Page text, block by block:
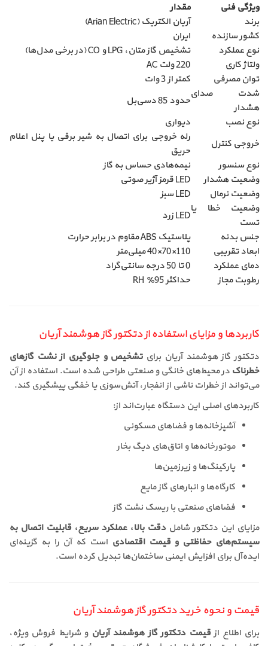
ویژگی فنی
مقدار
برند
آریان الکتریک (Arian Electric)
کشور سازنده
ایران
نوع عملکرد
تشخیص گاز متان، LPG و CO (در برخی مدل‌ها)
ولتاژ کاری
220 ولت AC
توان مصرفی
کمتر از 3 وات
شدت صدای
هشدار
حدود 85 دسی‌بل
نوع نصب
دیواری
خروجی کنترل
رله خروجی برای اتصال به شیر برقی یا پنل اعلام
حریق
نوع سنسور
نیمه‌هادی حساس به گاز
وضعیت هشدار
LED قرمز آژیر صوتی
وضعیت نرمال
LED سبز
وضعیت خطا یا
تست
LED زرد
جنس بدنه
پلاستیک ABS مقاوم در برابر حرارت
ابعاد تقریبی
110×70×40 میلی‌متر
دمای عملکرد
0 تا 50 درجه سانتی‌گراد
رطوبت مجاز
حداکثر 95٪ RH
کاربردها و مزایای استفاده از دتکتور گاز هوشمند آریان
دتکتور گاز هوشمند آریان برایتشخیص و جلوگیری از نشت گازهای
خطرناک در محیط‌های خانگی و صنعتی طراحی شده است. استفاده از آن
می‌تواند از خطرات ناشی از انفجار، آتش‌سوزی یا خفگی پیشگیری کند.
کاربردهای اصلی این دستگاه عبارت‌اند از:
آشپزخانه‌ها و فضاهای مسکونی
موتورخانه‌ها و اتاق‌های دیگ بخار
پارکینگ‌ها و زیرزمین‌ها
کارگاه‌ها و انبارهای گاز مایع
فضاهای صنعتی با ریسک نشت گاز
مزایای این دتکتور شاملدقت بالا، عملکرد سریع، قابلیت اتصال به
سیستم‌های حفاظتی و قیمت اقتصادی است که آن را به گزینه‌ای
ایده‌آل برای افزایش ایمنی ساختمان‌ها تبدیل کرده است.
قیمت و نحوه خرید دتکتور گاز هوشمند آریان
برای اطلاع ازقیمت دتکتور گاز هوشمند آریان و شرایط فروش ویژه،